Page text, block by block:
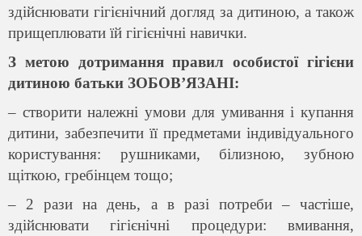
здійснювати гігієнічний догляд за дитиною, а також
прищеплювати їй гігієнічні навички.
З метою дотримання правил особистої гігієни
дитиною батьки ЗОБОВ’ЯЗАНІ:
– створити належні умови для умивання і купання
дитини, забезпечити її предметами індивідуального
користування: рушниками, білизною, зубною
щіткою, гребінцем тощо;
– 2 рази на день, а в разі потреби – частіше,
здійснювати гігієнічні процедури: вмивання,